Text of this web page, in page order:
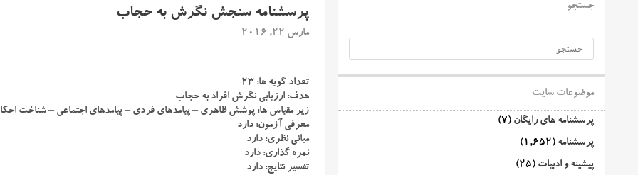
پرسشنامه سنجش نگرش به حجاب
مارس 22, 2016
تعداد گویه ها: ۲۳
هدف: ارزیابی نگرش افراد به حجاب
زیر مقیاس ها: پوشش ظاهری – پیامدهای فردی – پیامدهای اجتماعی – شناخت
معرفی آزمون: دارد
مبانی نظری: دارد
نمره گذاری: دارد
تفسیر نتایج: دارد
جستجو
موضوعات سایت
پرسشنامه های رایگان (7)
پرسشنامه (1,652)
پیشینه و ادبیات (25)